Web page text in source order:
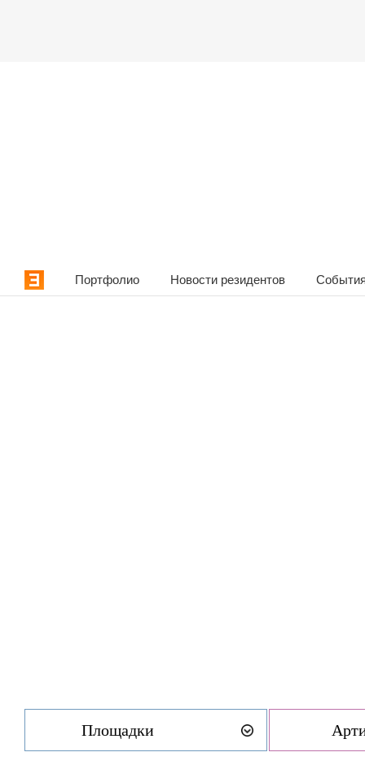
Портфолио Новости резидентов
Площадки